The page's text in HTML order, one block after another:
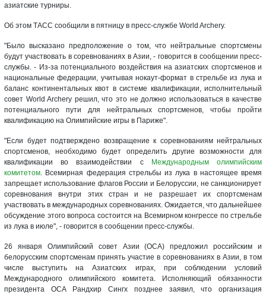
азиатские турниры.
Об этом ТАСС сообщили в пятницу в пресс-службе World Archery.
"Было высказано предположение о том, что нейтральные спортсмены
будут участвовать в соревнованиях в Азии, - говорится в сообщении пресс-
службы. - Из-за потенциального воздействия на азиатских спортсменов и
национальные федерации, учитывая нокаут-формат в стрельбе из лука и
баланс континентальных квот в системе квалификации, исполнительный
совет World Archery решил, что это не должно использоваться в качестве
потенциального пути для нейтральных спортсменов, чтобы пройти
квалификацию на Олимпийские игры в Париже".
"Если будет подтверждено возвращение к соревнованиям нейтральных
спортсменов, необходимо будет определить другие возможности для
квалификации во взаимодействии с
Международным олимпийским
комитетом. Всемирная федерация стрельбы из лука в настоящее время
запрещает использование флагов России и Белоруссии, не санкционирует
соревнования внутри этих стран и не разрешает их спортсменам
участвовать в международных соревнованиях. Ожидается, что дальнейшее
обсуждение этого вопроса состоится на Всемирном конгрессе по стрельбе
из лука в июле", - говорится в сообщении пресс-службы.
26 января Олимпийский совет Азии (ОСА) предложил российским и
белорусским спортсменам принять участие в соревнованиях в Азии, в том
числе выступить на Азиатских играх, при соблюдении условий
Международного олимпийского комитета. Исполняющий обязанности
президента ОСА Рандхир Сингх позднее заявил, что организация